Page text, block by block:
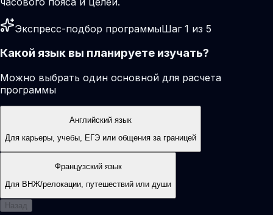
Экспресс-подбор программыШаг 1 из 5
Какой язык вы планируете изучать?
Можно выбрать один основной для расчета
программы
Английский язык
Для карьеры, учебы, ЕГЭ или общения за границей
Французский язык
Для ВНЖ/релокации, путешествий или души
Назад